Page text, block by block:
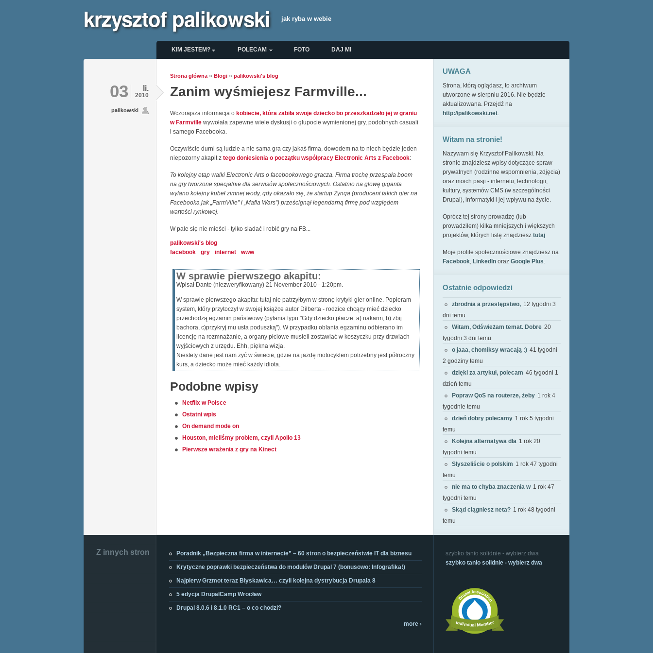
krzysztof palikowski jak ryba w webie
menu_glowne
KIM JESTEM? POLECAM FOTO DAJ MI
Strona główna» Blogi » palikowski's blog
03 li.
2010
palikowski
Zanim wyśmiejesz Farmville...
Wczorajsza informacja o kobiecie, która zabiła swoje dziecko bo przeszkadzało jej w graniu
w Farmville wywołała zapewne wiele dyskusji o głupocie wymienionej gry, podobnych casuali
i samego Facebooka.
Oczywiście durni są ludzie a nie sama gra czy jakaś firma, dowodem na to niech będzie jeden
niepozorny akapit z tego doniesienia o początku współpracy Electronic Arts z Facebook:
To kolejny etap walki Electronic Arts o facebookowego gracza. Firma trochę przespała boom
na gry tworzone specjalnie dla serwisów społecznościowych. Ostatnio na głowę giganta
wylano kolejny kubeł zimnej wody, gdy okazało się, że startup Zynga (producent takich gier na
Facebooka jak „FarmVille” i „Mafia Wars”) prześcignął legendarną firmę pod względem
wartości rynkowej.
W pale się nie mieści - tylko siadać i robić gry na FB...
palikowski's blog
facebook
gry internet www
W sprawie pierwszego akapitu:
Wpisał Dante (niezweryfikowany) 21 November 2010 - 1:20pm.
W sprawie pierwszego akapitu: tutaj nie patrzyłbym w stronę krytyki gier online. Popieram
system, który przytoczył w swojej książce autor Dilberta - rodzice chcący mieć dziecko
przechodzą egzamin państwowy (pytania typu "Gdy dziecko płacze: a) nakarm, b) zbij
bachora, c)przykryj mu usta poduszką"). W przypadku oblania egzaminu odbierano im
licencję na rozmnażanie, a organy płciowe musieli zostawiać w koszyczku przy drzwiach
wyjściowych z urzędu. Ehh, piękna wizja.
Niestety dane jest nam żyć w świecie, gdzie na jazdę motocyklem potrzebny jest półroczny
kurs, a dziecko może mieć każdy idiota.
Podobne wpisy
Netflix w Polsce
Ostatni wpis
On demand mode on
Houston, mieliśmy problem, czyli Apollo 13
Pierwsze wrażenia z gry na Kinect
UWAGA
Strona, którą oglądasz, to archiwum
utworzone w sierpniu 2016. Nie będzie
aktualizowana. Przejdź na
http://palikowski.net.
Witam na stronie!
Nazywam się Krzysztof Palikowski. Na
stronie znajdziesz wpisy dotyczące spraw
prywatnych (rodzinne wspomnienia, zdjęcia)
oraz moich pasji - internetu, technologii,
kultury, systemów CMS (w szczególności
Drupal), informatyki i jej wpływu na życie.
Oprócz tej strony prowadzę (lub
prowadziłem) kilka mniejszych i większych
projektów, których listę znajdziesz tutaj
Moje profile społecznościowe znajdziesz na
Facebook, LinkedIn oraz Google Plus.
Ostatnie odpowiedzi
zbrodnia a przestępstwo, 12 tygodni 3
dni temu
Witam, Odświeżam temat. Dobre 20
tygodni 3 dni temu
o jaaa, chomiksy wracają :) 41 tygodni
2 godziny temu
dzięki za artykuł, polecam 46 tygodni 1
dzień temu
Popraw QoS na routerze, żeby 1 rok 4
tygodnie temu
dzień dobry polecamy 1 rok 5 tygodni
temu
Kolejna alternatywa dla 1 rok 20
tygodni temu
Słyszeliście o polskim 1 rok 47 tygodni
temu
nie ma to chyba znaczenia w 1 rok 47
tygodni temu
Skąd ciągniesz neta? 1 rok 48 tygodni
temu
Stopka
Z innych stron
Poradnik „Bezpieczna firma w internecie” – 60 stron o bezpieczeństwie IT dla biznesu
Krytyczne poprawki bezpieczeństwa do modułów Drupal 7 (bonusowo: Infografika!)
Najpierw Grzmot teraz Błyskawica… czyli kolejna dystrybucja Drupala 8
5 edycja DrupalCamp Wrocław
Drupal 8.0.6 i 8.1.0 RC1 – o co chodzi?
more ›
szybko tanio solidnie - wybierz dwa
szybko tanio solidnie - wybierz dwa